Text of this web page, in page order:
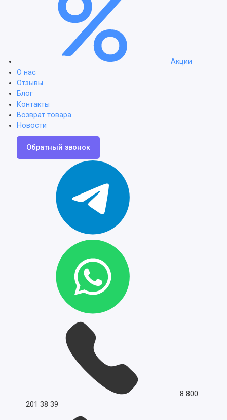
Акции
О нас
Отзывы
Блог
Контакты
Возврат товара
Новости
Обратный звонок
8 800
201 38 39